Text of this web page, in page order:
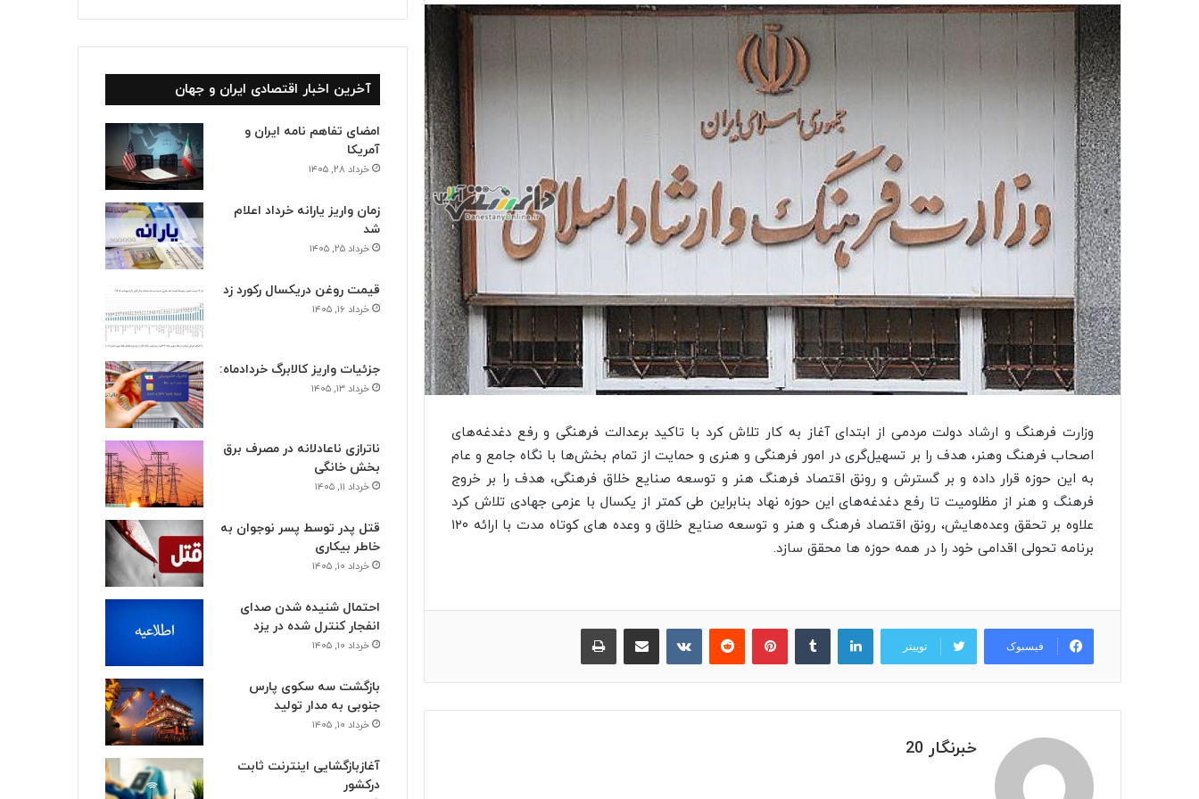
وزارت فرهنگ و ارشاد دولت مردمی از ابتدای آغاز به کار تلاش کرد با تاکید برعدالت فرهنگی و رفع دغدغه‌های
اصحاب فرهنگ وهنر، هدف را بر تسهیل‌گری در امور فرهنگی و هنری و حمایت از تمام بخش‌ها با نگاه جامع و عام
به این حوزه قرار داده و بر گسترش و رونق اقتصاد فرهنگ هنر و توسعه صنایع خلاق فرهنگی، هدف را بر خروج
فرهنگ و هنر از مظلومیت تا رفع دغدغه‌های این حوزه نهاد بنابراین طی کمتر از یکسال با عزمی جهادی تلاش کرد
علاوه بر تحقق وعده‌هایش، رونق اقتصاد فرهنگ و هنر و توسعه صنایع خلاق و وعده های کوتاه مدت با ارائه ۱۲۰
برنامه تحولی اقدامی خود را در همه حوزه ها محقق سازد.
فیسبوک توییتر
لینکدین پینترست ‫رددیت
خبرنگار 20
آخرین اخبار اقتصادی ایران و جهان
امضای تفاهم نامه ایران و
آمریکا
خرداد ۲۸, ۱۴۰۵
زمان واریز یارانه خرداد اعلام
شد
خرداد ۲۵, ۱۴۰۵
قیمت روغن دریکسال رکورد زد
خرداد ۱۶, ۱۴۰۵
جزئیات واریز کالابرگ خردادماه:
خرداد ۱۳, ۱۴۰۵
ناترازی ناعادلانه در مصرف برق
بخش خانگی
خرداد ۱۱, ۱۴۰۵
قتل پدر توسط پسر نوجوان به
خاطر بیکاری
خرداد ۱۰, ۱۴۰۵
احتمال شنیده شدن صدای
انفجار کنترل شده در یزد
خرداد ۱۰, ۱۴۰۵
بازگشت سه سکوی پارس
جنوبی به مدار تولید
خرداد ۱۰, ۱۴۰۵
آغازبازگشایی اینترنت ثابت
درکشور